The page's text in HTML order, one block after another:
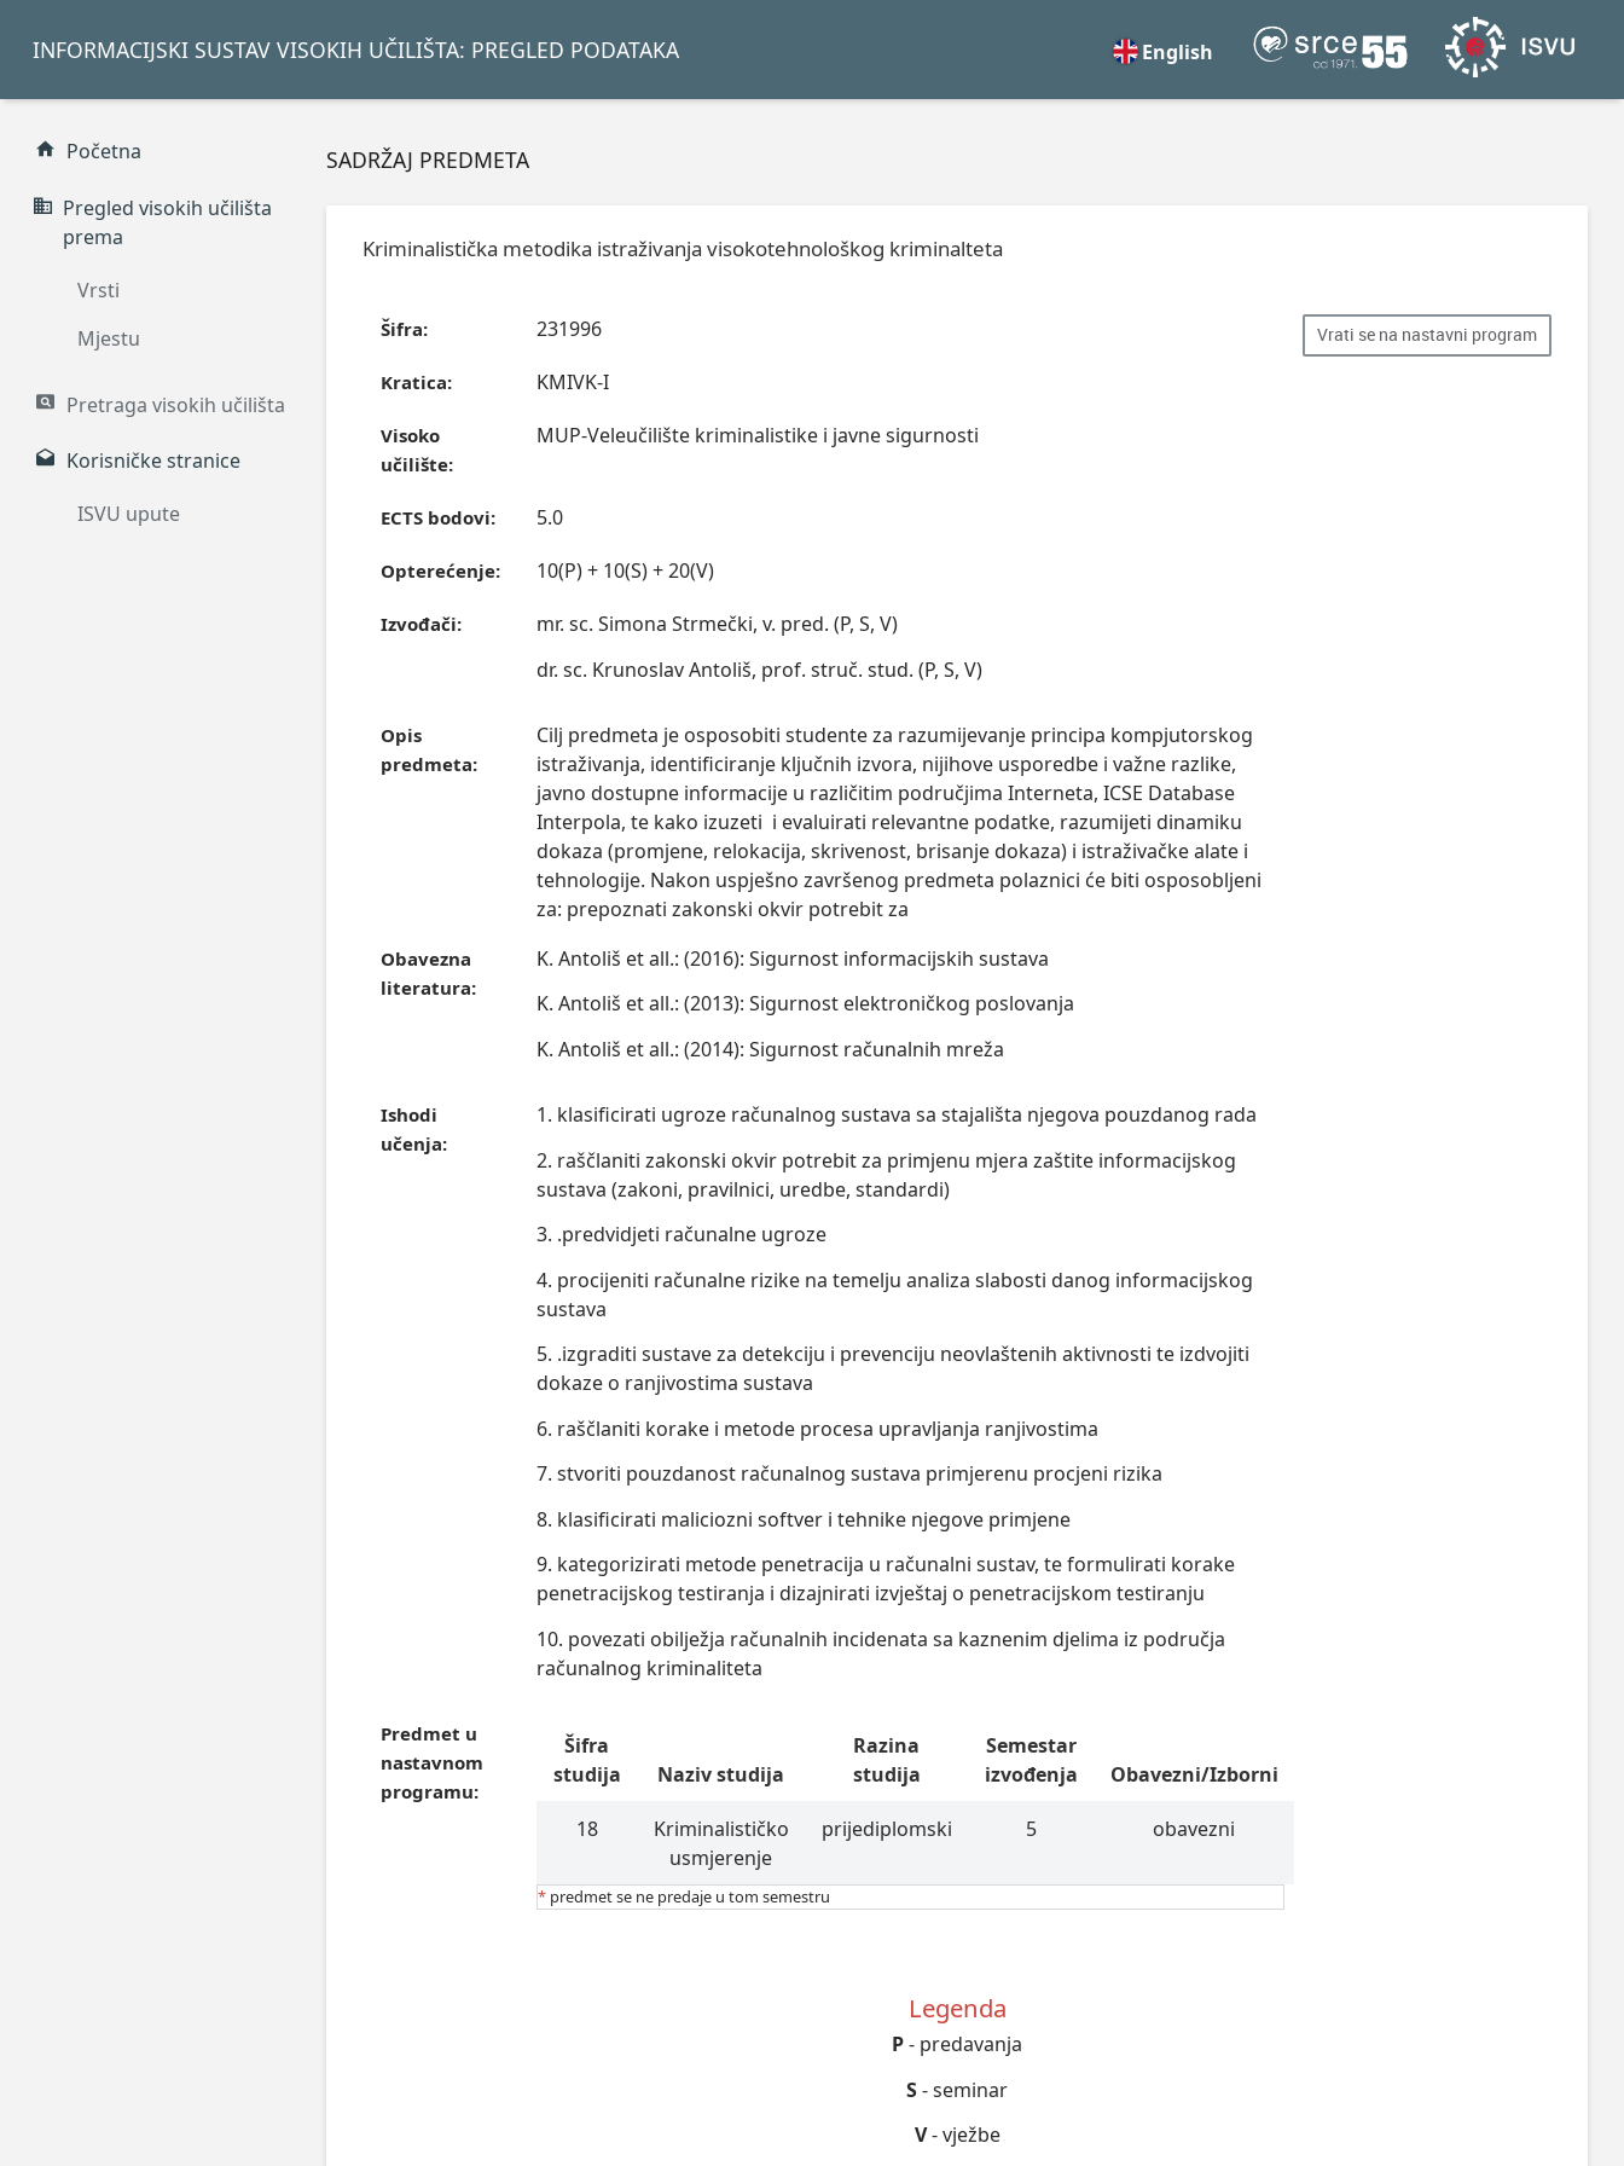
INFORMACIJSKI SUSTAV VISOKIH UČILIŠTA: PREGLED PODATAKA English
Početna
Pregled visokih učilišta
prema
Vrsti
Mjestu
Pretraga visokih učilišta
Korisničke stranice
ISVU upute
SADRŽAJ PREDMETA
Kriminalistička metodika istraživanja visokotehnološkog kriminalteta
Vrati se na nastavni program
Šifra: 231996
Kratica: KMIVK-I
Visoko
učilište:
MUP-Veleučilište kriminalistike i javne sigurnosti
ECTS bodovi: 5.0
Opterećenje: 10(P) + 10(S) + 20(V)
Izvođači:
mr. sc. Simona Strmečki, v. pred. (P, S, V)
dr. sc. Krunoslav Antoliš, prof. struč. stud. (P, S, V)
Opis
predmeta:
Cilj predmeta je osposobiti studente za razumijevanje principa kompjutorskog
istraživanja, identificiranje ključnih izvora, nijihove usporedbe i važne razlike,
javno dostupne informacije u različitim područjima Interneta, ICSE Database
Interpola, te kako izuzeti  i evaluirati relevantne podatke, razumijeti dinamiku
dokaza (promjene, relokacija, skrivenost, brisanje dokaza) i istraživačke alate i
tehnologije. Nakon uspješno završenog predmeta polaznici će biti osposobljeni
za: prepoznati zakonski okvir potrebit za
Obavezna
literatura:
K. Antoliš et all.: (2016): Sigurnost informacijskih sustava
K. Antoliš et all.: (2013): Sigurnost elektroničkog poslovanja
K. Antoliš et all.: (2014): Sigurnost računalnih mreža
Ishodi
učenja:
1. klasificirati ugroze računalnog sustava sa stajališta njegova pouzdanog rada
2. raščlaniti zakonski okvir potrebit za primjenu mjera zaštite informacijskog
sustava (zakoni, pravilnici, uredbe, standardi)
3. .predvidjeti računalne ugroze
4. procijeniti računalne rizike na temelju analiza slabosti danog informacijskog
sustava
5. .izgraditi sustave za detekciju i prevenciju neovlaštenih aktivnosti te izdvojiti
dokaze o ranjivostima sustava
6. raščlaniti korake i metode procesa upravljanja ranjivostima
7. stvoriti pouzdanost računalnog sustava primjerenu procjeni rizika
8. klasificirati maliciozni softver i tehnike njegove primjene
9. kategorizirati metode penetracija u računalni sustav, te formulirati korake
penetracijskog testiranja i dizajnirati izvještaj o penetracijskom testiranju
10. povezati obilježja računalnih incidenata sa kaznenim djelima iz područja
računalnog kriminaliteta
Predmet u
nastavnom
programu:
Šifra
studija
Naziv studija
Razina
studija
Semestar
izvođenja
Obavezni/Izborni
18
Kriminalističko
usmjerenje
prijediplomski 5 obavezni
* predmet se ne predaje u tom semestru
Legenda
P- predavanja
S- seminar
V- vježbe